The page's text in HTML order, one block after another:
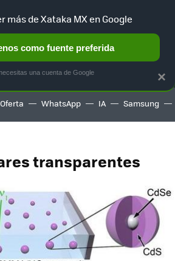
HOME AUTO TERRITORIO
Oferta WhatsApp IA Samsung
transparentes
×
más de Xataka MX en Google
como fuente preferida
una cuenta de Google